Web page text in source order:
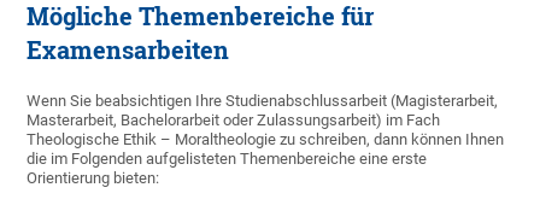
Mögliche Themenbereiche für
Examensarbeiten
Wenn Sie beabsichtigen Ihre Studienabschlussarbeit (Magisterarbeit,
Masterarbeit, Bachelorarbeit oder Zulassungsarbeit) im Fach
Theologische Ethik – Moraltheologie zu schreiben, dann können Ihnen
die im Folgenden aufgelisteten Themenbereiche eine erste
Orientierung bieten: